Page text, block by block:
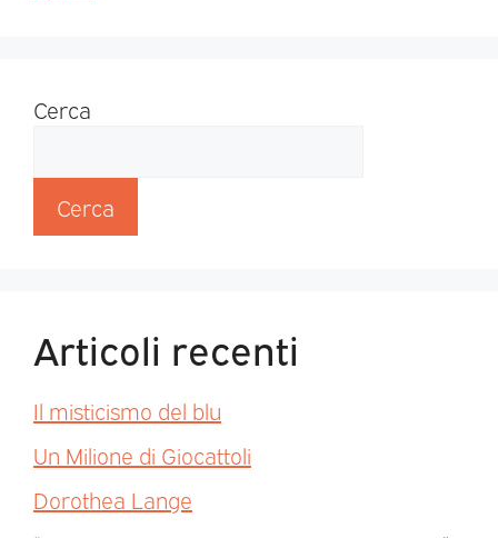
Cerca
Cerca
Articoli recenti
Il misticismo del blu
Un Milione di Giocattoli
Dorothea Lange